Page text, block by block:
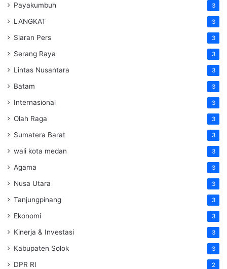
Payakumbuh 3
LANGKAT 3
Siaran Pers 3
Serang Raya 3
Lintas Nusantara 3
Batam 3
Internasional 3
Olah Raga 3
Sumatera Barat 3
wali kota medan 3
Agama 3
Nusa Utara 3
Tanjungpinang 3
Ekonomi 3
Kinerja & Investasi 3
Kabupaten Solok 3
DPR RI 2